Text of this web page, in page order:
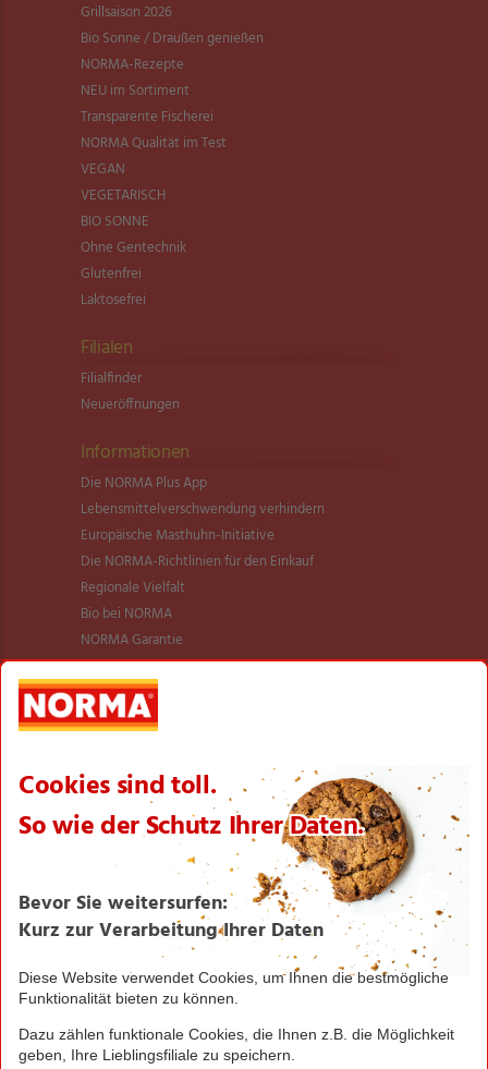
Grillsaison 2026
Bio Sonne / Draußen genießen
NORMA-Rezepte
NEU im Sortiment
Transparente Fischerei
NORMA Qualität im Test
VEGAN
VEGETARISCH
BIO SONNE
Ohne Gentechnik
Glutenfrei
Laktosefrei
Filialen
Filialfinder
Neueröffnungen
Informationen
Die NORMA Plus App
Lebensmittel­verschwendung verhindern
Europäische Masthuhn-Initiative
Die NORMA-Richtlinien für den Einkauf
Regionale Vielfalt
Bio bei NORMA
NORMA Garantie
NORMA Qualität
Verantwortung
Aktionsartikel
Einkaufsliste
Zahlungsabwicklung
NORMA bei Facebook & Instagram
Barrierefreiheitserklärung
Unternehmen
Über NORMA
Organisation
International
Logistik
Filialnetz